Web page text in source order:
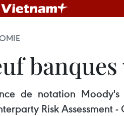
de notation
Risk Assessment